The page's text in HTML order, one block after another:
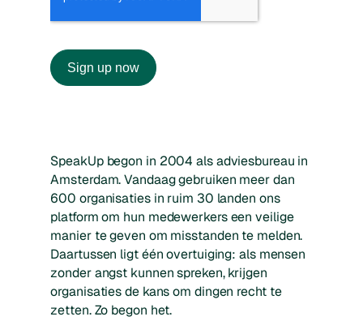
SpeakUp begon in 2004 als adviesbureau in
Amsterdam. Vandaag gebruiken meer dan
600 organisaties in ruim 30 landen ons
platform om hun medewerkers een veilige
manier te geven om misstanden te melden.
Daartussen ligt één overtuiging: als mensen
zonder angst kunnen spreken, krijgen
organisaties de kans om dingen recht te
zetten. Zo begon het.